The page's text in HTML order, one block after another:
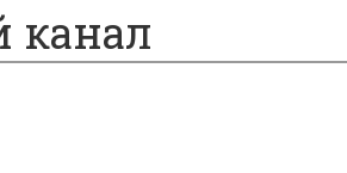
канал